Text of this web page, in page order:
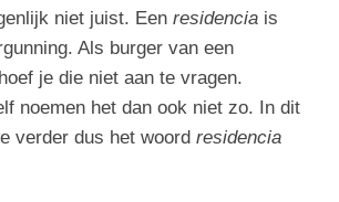
niet juist. Een residencia is
Als burger van een
je die niet aan te vragen.
noemen het dan ook niet zo. In dit
verder dus het woord residencia